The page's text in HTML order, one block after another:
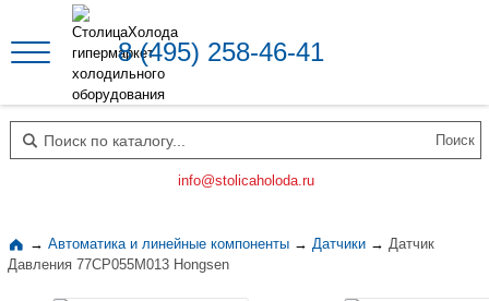
8 (495) 258-46-41
Поиск по каталогу
info@stolicaholoda.ru
→ Автоматика и линейные компоненты → Датчики → Датчик
Давления 77CP055M013 Hongsen